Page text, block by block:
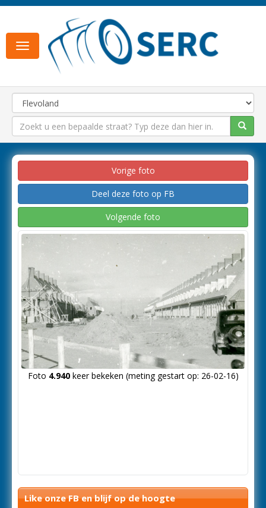
Toggle
navigation
Vorige foto
Deel deze foto op FB
Volgende foto
Foto 4.940keer bekeken (meting gestart op: 26-02-16)
Like onze FB en blijf op de hoogte